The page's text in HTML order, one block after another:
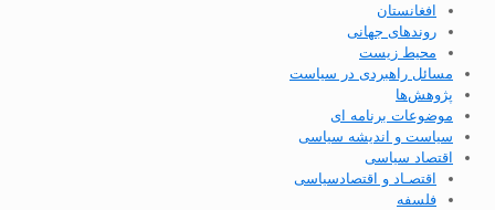
افغانستان
روندهای جهانی
محیط زیست
مسائل راهبردی در سیاست
پژوهش‌ها
موضوعات برنامه ای
سیاست و اندیشه سیاسی
اقتصاد سیاسی
اقتصـاد و اقتصاد‌سیاسی
فلسفه